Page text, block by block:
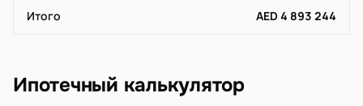
Итого AED 4 893 244
Ипотечный калькулятор